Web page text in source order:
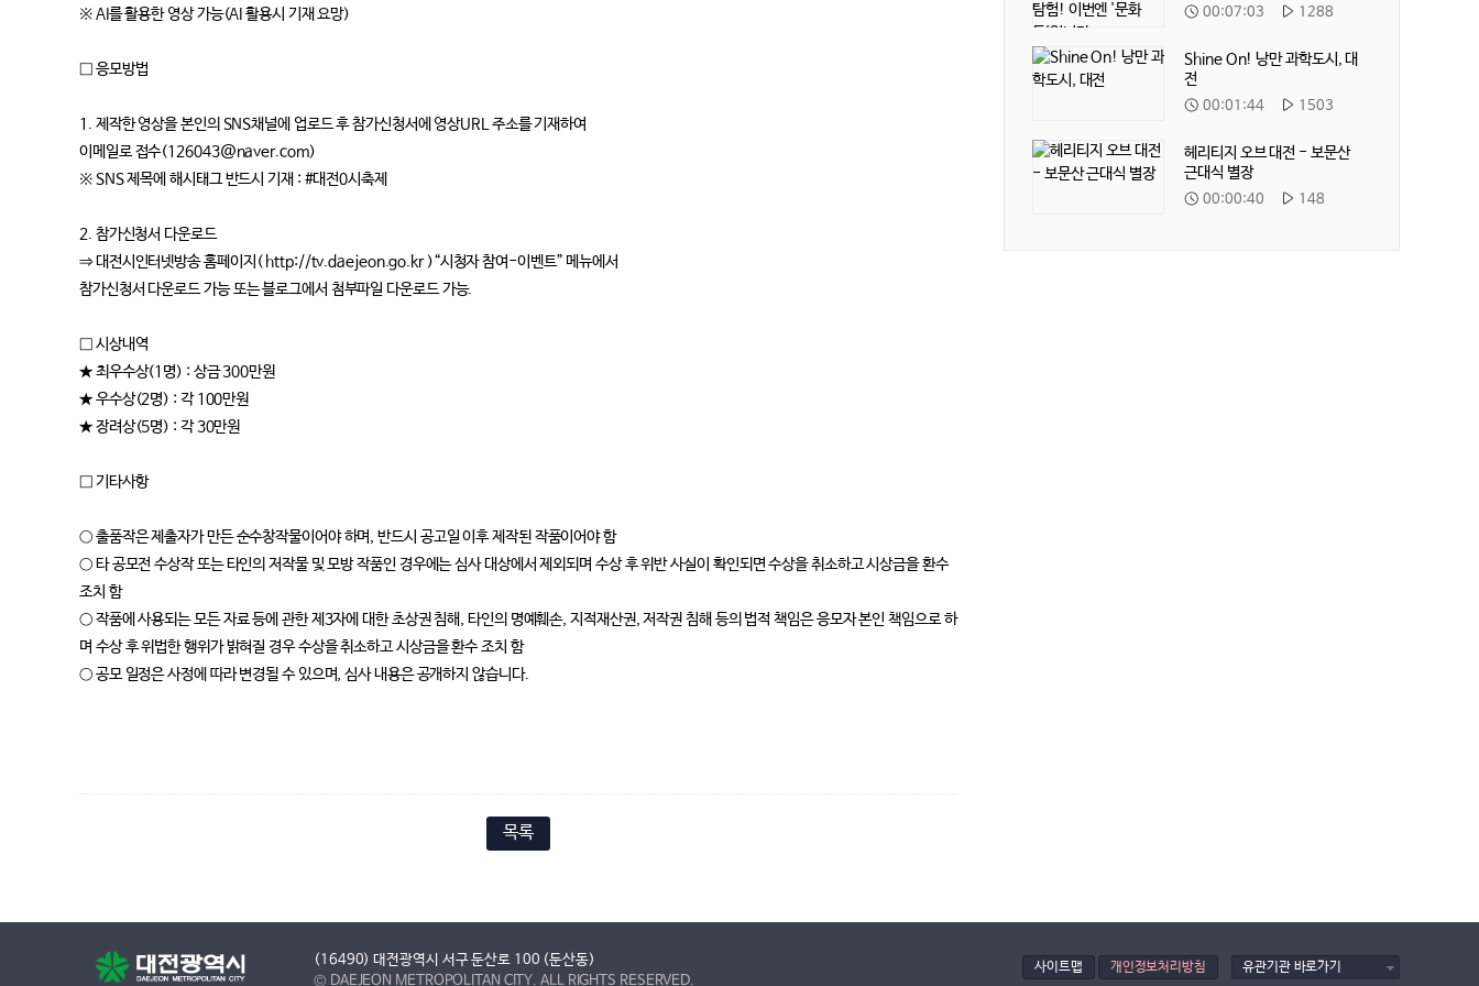
※ AI를 활용한 영상 가능(AI 활용시 기재 요망)
□ 응모방법
1. 제작한 영상을 본인의 SNS채널에 업로드 후 참가신청서에 영상URL 주소를 기재하여
이메일로 접수(126043@naver.com)
※ SNS 제목에 해시태그 반드시 기재 : #대전0시축제
2. 참가신청서 다운로드
⇒ 대전시인터넷방송 홈페이지( http://tv.daejeon.go.kr )“시청자 참여-이벤트” 메뉴에서
참가신청서 다운로드 가능 또는 블로그에서 첨부파일 다운로드 가능.
□ 시상내역
★ 최우수상(1명) : 상금 300만원
★ 우수상(2명) : 각 100만원
★ 장려상(5명) : 각 30만원
□ 기타사항
○ 출품작은 제출자가 만든 순수창작물이어야 하며, 반드시 공고일 이후 제작된 작품이어야 함
○ 타 공모전 수상작 또는 타인의 저작물 및 모방 작품인 경우에는 심사 대상에서 제외되며 수상 후 위반 사실이 확인되면 수상을 취소하고 시상금을 환수
조치 함
○ 작품에 사용되는 모든 자료 등에 관한 제3자에 대한 초상권 침해, 타인의 명예훼손, 지적재산권, 저작권 침해 등의 법적 책임은 응모자 본인 책임으로 하
며 수상 후 위법한 행위가 밝혀질 경우 수상을 취소하고 시상금을 환수 조치 함
○ 공모 일정은 사정에 따라 변경될 수 있으며, 심사 내용은 공개하지 않습니다.
목록
동'입니다
재
시
00:07:03
재
수
1288
Shine On! 낭만 과학도시, 대
전
재
시
간
00:01:44
재
1503
헤리티지 오브 대전 - 보문산
근대식 별장
재
00:00:40
재
148
(16490) 대전광역시 서구 둔산로 100 (둔산동)
© DAEJEON METROPOLITAN CITY. ALL RIGHTS RESERVED.
사이트맵 개인정보처리방침 유관기관 바로가기